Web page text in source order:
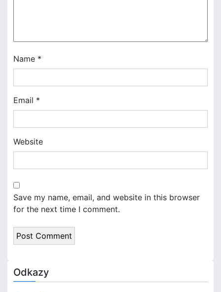
o
n
Name *
Email *
Website
Save my name, email, and website in this browser
for the next time I comment.
Odkazy